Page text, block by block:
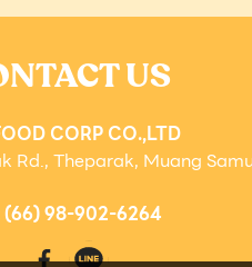
US
CORP CO.,LTD
Rd., Theparak, Muang
(66) 98-902-6264